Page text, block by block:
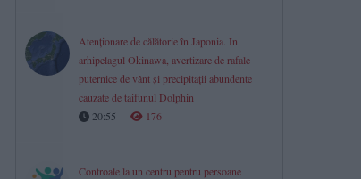
Atenționare de călătorie în Japonia. În
arhipelagul Okinawa, avertizare de rafale
puternice de vânt și precipitații abundente
cauzate de taifunul Dolphin
20:55
176
Controale la un centru pentru persoane